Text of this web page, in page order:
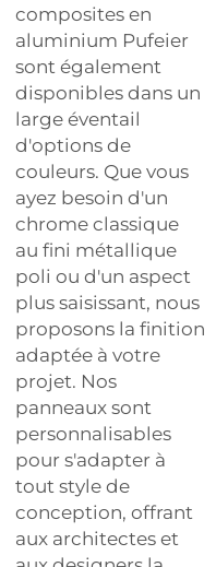
composites en
aluminium Pufeier
sont également
disponibles dans un
large éventail
d'options de
couleurs. Que vous
ayez besoin d'un
chrome classique
au fini métallique
poli ou d'un aspect
plus saisissant, nous
proposons la finition
adaptée à votre
projet. Nos
panneaux sont
personnalisables
pour s'adapter à
tout style de
conception, offrant
aux architectes et